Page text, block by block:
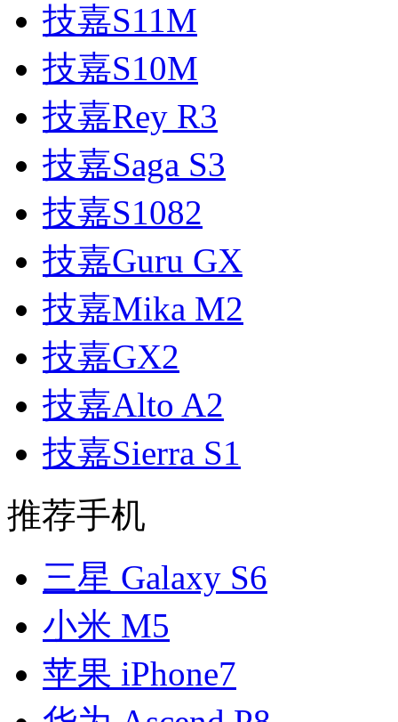
技嘉S11M
技嘉S10M
技嘉Rey R3
技嘉Saga S3
技嘉S1082
技嘉Guru GX
技嘉Mika M2
技嘉GX2
技嘉Alto A2
技嘉Sierra S1
推荐手机
三星 Galaxy S6
小米 M5
苹果 iPhone7